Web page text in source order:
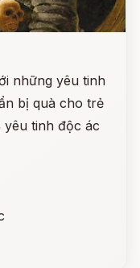
những yêu tinh
bị quà cho trẻ
tinh độc ác